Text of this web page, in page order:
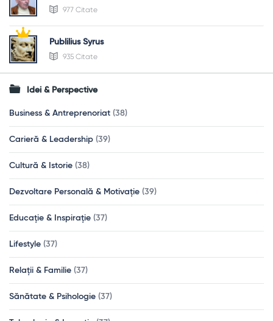
977 Citate
Publilius Syrus
935 Citate
Idei & Perspective
Business & Antreprenoriat (38)
Carieră & Leadership (39)
Cultură & Istorie (38)
Dezvoltare Personală & Motivație (39)
Educație & Inspirație (37)
Lifestyle (37)
Relații & Familie (37)
Sănătate & Psihologie (37)